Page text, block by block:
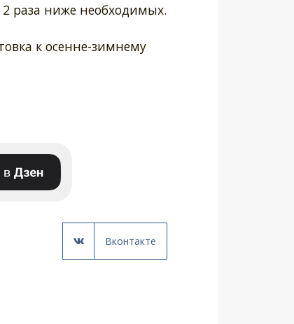
раза ниже необходимых.
к осенне-зимнему
Вконтакте